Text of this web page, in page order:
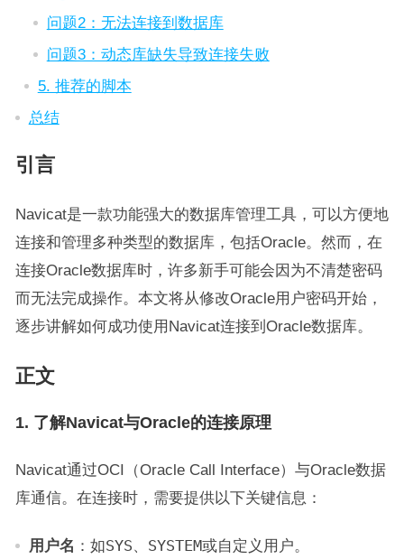
问题2：无法连接到数据库
问题3：动态库缺失导致连接失败
5. 推荐的脚本
总结
引言
Navicat是一款功能强大的数据库管理工具，可以方便地
连接和管理多种类型的数据库，包括Oracle。然而，在
连接Oracle数据库时，许多新手可能会因为不清楚密码
而无法完成操作。本文将从修改Oracle用户密码开始，
逐步讲解如何成功使用Navicat连接到Oracle数据库。
正文
1. 了解Navicat与Oracle的连接原理
Navicat通过OCI（Oracle Call Interface）与Oracle数据
库通信。在连接时，需要提供以下关键信息：
用户名 ：如SYS、 SYSTEM或自定义用户。